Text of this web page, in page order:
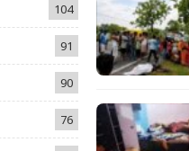
104
91
90
76